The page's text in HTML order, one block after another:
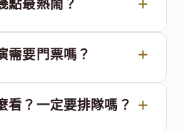
點最熱鬧？
需要門票嗎？
看？一定要排隊嗎？